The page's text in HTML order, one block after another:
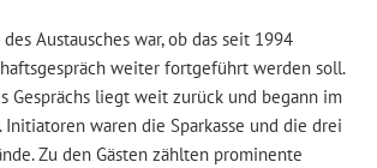
Austausches war, ob das seit 1994
weiter fortgeführt werden soll.
Gesprächs liegt weit zurück und begann im
Initiatoren waren die Sparkasse und die drei
Zu den Gästen zählten prominente